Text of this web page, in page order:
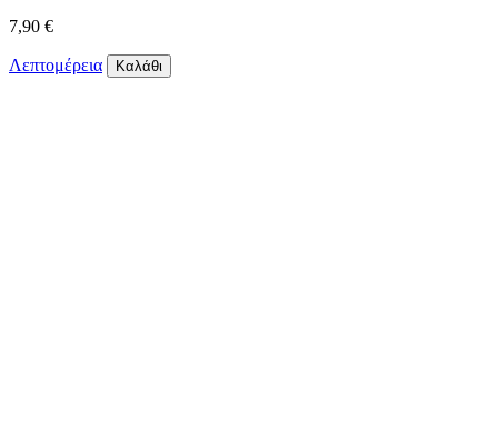
7,90 €
Λεπτομέρεια Καλάθι